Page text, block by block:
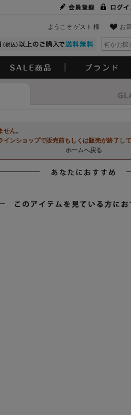
お
ようこそ ゲスト 様
ん。
インショップで販売前もしくは販売が終了して
ホームへ戻る